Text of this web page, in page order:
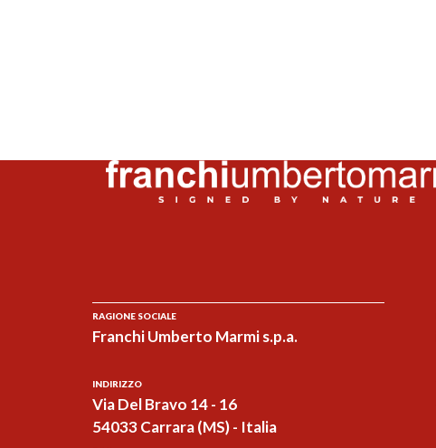
RAGIONE SOCIALE
Franchi Umberto Marmi s.p.a.
INDIRIZZO
Via Del Bravo 14 - 16
54033 Carrara (MS) - Italia